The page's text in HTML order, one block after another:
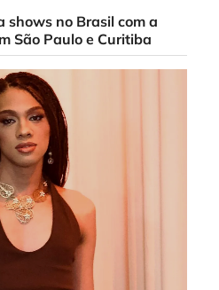
shows no Brasil com a
São Paulo e Curitiba